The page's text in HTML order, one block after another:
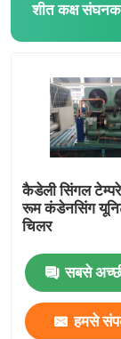
शीत कक्ष
कैडेली सिंगल
रूम कंडेनसिंग
चिलर
सबसे
हमसे